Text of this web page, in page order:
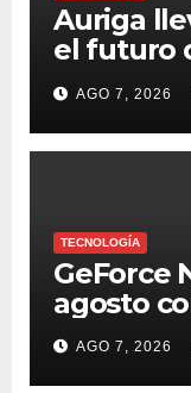
Auriga
el futuro
Digital
AGO 7, 2026
TECNOLOGÍA
GeForce
agosto
AGO 7, 2026